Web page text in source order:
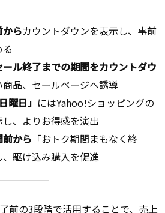
らカウントダウンを表示し、事前
ル終了までの期間をカウントダウ
商品、セールページへ誘導
曜日」 にはYahoo!ショッピングの
、よりお得感を演出
から 「おトク期間まもなく終
駆け込み購入を促進
前の3段階で活用することで、売上